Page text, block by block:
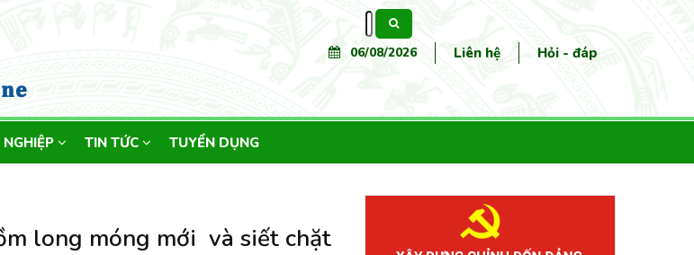
06/08/2026 Liên hệ Hỏi - đáp
kiếm
TIN TỨC TUYỂN DỤNG
long móng mới và siết chặt